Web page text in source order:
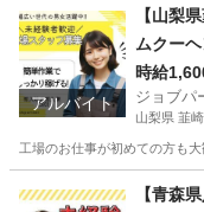
工場
アルバイト
【山梨
ムクー
時給
ジョブパ
山梨県 韮
工場のお仕事が初めての方も
工場
【青森